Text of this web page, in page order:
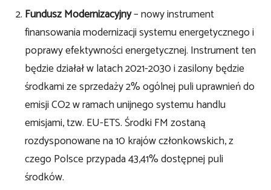
Fundusz Modernizacyjny– nowy instrument
finansowania modernizacji systemu energetycznego i
poprawy efektywności energetycznej. Instrument ten
będzie działał w latach 2021-2030 i zasilony będzie
środkami ze sprzedaży 2% ogólnej puli uprawnień do
emisji CO2 w ramach unijnego systemu handlu
emisjami, tzw. EU-ETS. Środki FM zostaną
rozdysponowane na 10 krajów członkowskich, z
czego Polsce przypada 43,41% dostępnej puli
środków.